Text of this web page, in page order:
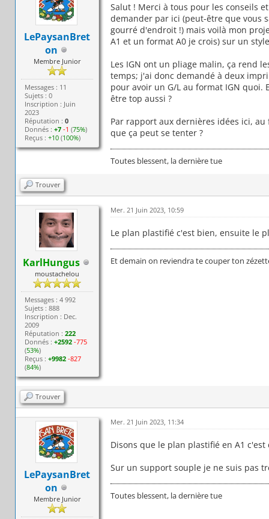
LePaysanBret
on
Membre Junior
Messages : 11
Sujets : 0
Inscription : Juin
2023
Réputation :0
Donnés :+7 -1 (75%)
Reçus :+10 (100%)
Salut ! Merci à tous pour les conseils
demander par ici (peut-être que vous
gourré d'endroit !) mais voilà mon
A1 et un format A0 je crois) sur un
Les IGN ont un pliage malin, ça rend
temps; j'ai donc demandé à deux
pour avoir un G/L au format IGN quoi.
être top aussi ?
Par rapport aux dernières idées ici,
que ça peut se tenter ?
Toutes blessent, la dernière tue
Trouver
KarlHungus
moustachelou
Messages : 4 992
Sujets : 888
Inscription : Dec.
2009
Réputation :222
Donnés :+2592 -775
(53%)
Reçus :+9982 -827
(84%)
Mer. 21 Juin 2023, 10:59
Le plan plastifié c'est bien, ensuite le
Et demain on reviendra te couper ton
Trouver
LePaysanBret
on
Membre Junior
Mer. 21 Juin 2023, 11:34
Disons que le plan plastifié en A1
Sur un support souple je ne suis pas
Toutes blessent, la dernière tue